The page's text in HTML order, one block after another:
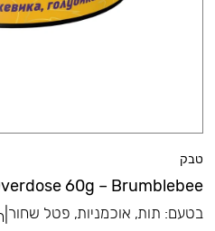
טבק
60g – Brumblebee
בטעם: תות, אוכמניות, פטל שחור